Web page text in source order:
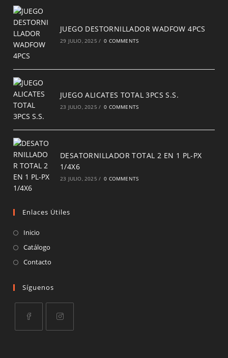
JUEGO DESTORNILLADOR WADFOW 4PCS
29 JULIO, 2025 / 0 COMMENTS
JUEGO ALICATES TOTAL 3PCS S.S.
23 JULIO, 2025 / 0 COMMENTS
DESATORNILLADOR TOTAL 2 EN 1 PL-PX
1/4X6
23 JULIO, 2025 / 0 COMMENTS
Enlaces Útiles
Inicio
Catálogo
Contacto
Síguenos